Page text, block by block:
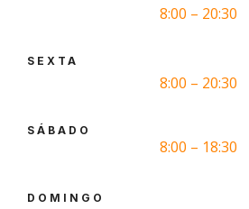
8:00 – 20:30
SEXTA
8:00 – 20:30
SÁBADO
8:00 – 18:30
DOMINGO